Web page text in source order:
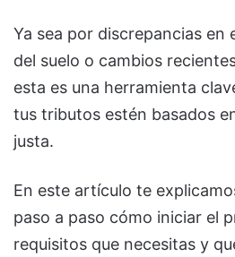
Ya sea por discrepancias en
del suelo o cambios
esta es una herramienta
tus tributos estén basados
justa.
En este artículo te
paso a paso cómo iniciar el
requisitos que necesitas y